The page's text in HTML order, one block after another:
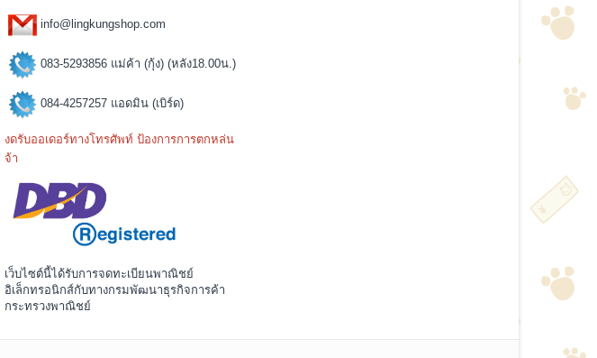
info@lingkungshop.com
083-5293856 แม่ค้า (กุ้ง) (หลัง18.00น.)
084-4257257 แอดมิน (เบิร์ด)
งดรับออเดอร์ทางโทรศัพท์ ป้องการการตกหล่น
จ้า
เว็บไซต์นี้ได้รับการจดทะเบียนพาณิชย์
อิเล็กทรอนิกส์กับทางกรมพัฒนาธุรกิจการค้า
กระทรวงพาณิชย์